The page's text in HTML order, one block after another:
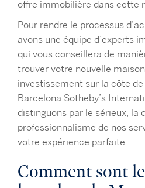
offre immobilière dans cette
Pour rendre le processus
avons une équipe d’experts
qui vous conseillera de
trouver votre nouvelle
investissement sur la côte
Barcelona Sotheby’s
distinguons par le sérieux, la
professionnalisme de nos
votre expérience parfaite.
Comment sont